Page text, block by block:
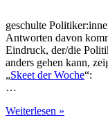
geschulte
Antworten davon
Eindruck, der/die
anders gehen kann,
„Skeet der Woche“:
…
Nachhaken
Weiterlesen »